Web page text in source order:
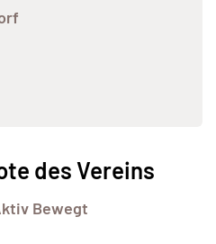
des Vereins
Bewegt